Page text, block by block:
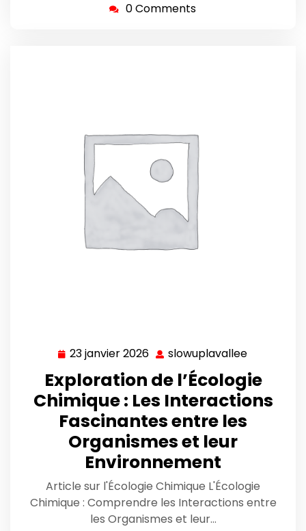
0 Comments
23 janvier 2026 23
janvier
2026
slowuplavallee
Exploration de l’Écologie
Chimique : Les Interactions
Fascinantes entre les
Organismes et leur
Environnement
Article sur l'Écologie Chimique L'Écologie
Chimique : Comprendre les Interactions entre
les Organismes et leur…